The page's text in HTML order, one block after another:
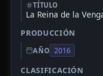
TÍTULO
La Reina de la
PRODUCCIÓN
AÑO 2016
CLASIFICACIÓN